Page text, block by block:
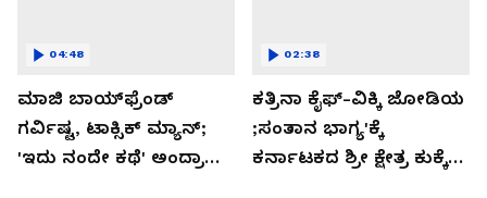
ಮಾಜಿ ಬಾಯ್‌ಫ್ರೆಂಡ್
ಗರ್ವಿಷ್ಟ, ಟಾಕ್ಸಿಕ್ ಮ್ಯಾನ್;
'ಇದು ನಂದೇ ಕಥೆ' ಅಂದ್ರಾ
04:48
ಕತ್ರಿನಾ ಕೈಫ್-ವಿಕ್ಕಿ ಜೋಡಿಯ
;ಸಂತಾನ ಭಾಗ್ಯ'ಕ್ಕೆ
ಕರ್ನಾಟಕದ ಶ್ರೀ ಕ್ಷೇತ್ರ ಕುಕ್ಕೆ
02:38